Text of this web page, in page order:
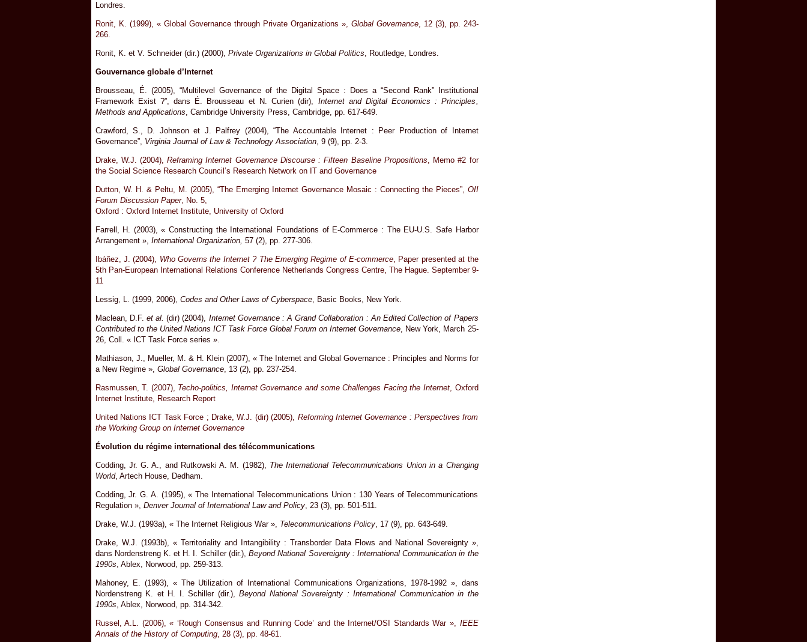
Londres.
Ronit, K. (1999), « Global Governance through Private Organizations », Global Governance, 12 (3), pp. 243-
266.
Ronit, K. et V. Schneider (dir.) (2000), Private Organizations in Global Politics, Routledge, Londres.
Gouvernance globale d’Internet
Brousseau, É. (2005), “Multilevel Governance of the Digital Space : Does a “Second Rank” Institutional
Framework Exist ?”, dans É. Brousseau et N. Curien (dir), Internet and Digital Economics : Principles,
Methods and Applications, Cambridge University Press, Cambridge, pp. 617-649.
Crawford, S., D. Johnson et J. Palfrey (2004), “The Accountable Internet : Peer Production of Internet
Governance”, Virginia Journal of Law & Technology Association, 9 (9), pp. 2-3.
Drake, W.J. (2004),Reframing Internet Governance Discourse : Fifteen Baseline Propositions, Memo #2 for
the Social Science Research Council’s Research Network on IT and Governance
Dutton, W. H. & Peltu, M. (2005), “The Emerging Internet Governance Mosaic : Connecting the Pieces”, OII
Forum Discussion Paper, No. 5,
Oxford : Oxford Internet Institute, University of Oxford
Farrell, H. (2003), « Constructing the International Foundations of E-Commerce : The EU-U.S. Safe Harbor
Arrangement », International Organization, 57 (2), pp. 277-306.
Ibáñez, J. (2004), Who Governs the Internet ? The Emerging Regime of E-commerce, Paper presented at the
5th Pan-European International Relations Conference Netherlands Congress Centre, The Hague. September 9-
11
Lessig, L. (1999, 2006), Codes and Other Laws of Cyberspace, Basic Books, New York.
Maclean, D.F. et al. (dir) (2004), Internet Governance : A Grand Collaboration : An Edited Collection of Papers
Contributed to the United Nations ICT Task Force Global Forum on Internet Governance, New York, March 25-
26, Coll. « ICT Task Force series ».
Mathiason, J., Mueller, M. & H. Klein (2007), « The Internet and Global Governance : Principles and Norms for
a New Regime », Global Governance, 13 (2), pp. 237-254.
Rasmussen, T. (2007), Techo-politics, Internet Governance and some Challenges Facing the Internet, Oxford
Internet Institute, Research Report
United Nations ICT Task Force ; Drake, W.J. (dir) (2005), Reforming Internet Governance : Perspectives from
the Working Group on Internet Governance
Évolution du régime international des télécommunications
Codding, Jr. G. A., and Rutkowski A. M. (1982), The International Telecommunications Union in a Changing
World, Artech House, Dedham.
Codding, Jr. G. A. (1995), « The International Telecommunications Union : 130 Years of Telecommunications
Regulation », Denver Journal of International Law and Policy, 23 (3), pp. 501-511.
Drake, W.J. (1993a), « The Internet Religious War », Telecommunications Policy, 17 (9), pp. 643-649.
Drake, W.J. (1993b), « Territoriality and Intangibility : Transborder Data Flows and National Sovereignty »,
dans Nordenstreng K. et H. I. Schiller (dir.),Beyond National Sovereignty : International Communication in the
1990s, Ablex, Norwood, pp. 259-313.
Mahoney, E. (1993), « The Utilization of International Communications Organizations, 1978-1992 », dans
Nordenstreng K. et H. I. Schiller (dir.), Beyond National Sovereignty : International Communication in the
1990s, Ablex, Norwood, pp. 314-342.
Russel, A.L. (2006), « ‘Rough Consensus and Running Code’ and the Internet/OSI Standards War », IEEE
Annals of the History of Computing, 28 (3), pp. 48-61.